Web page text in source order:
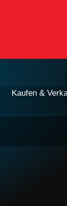
Kaufen &